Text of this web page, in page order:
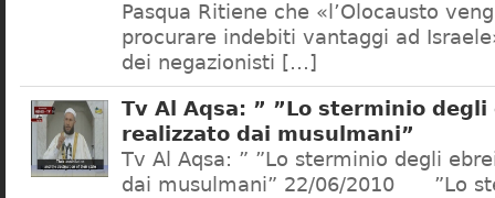
Pasqua Ritiene che «l’Olocausto
procurare indebiti vantaggi ad
dei negazionisti […]
Tv Al Aqsa: ” ”Lo sterminio degli
realizzato dai musulmani”
Tv Al Aqsa: ” ”Lo sterminio degli
dai musulmani” 22/06/2010 ”Lo